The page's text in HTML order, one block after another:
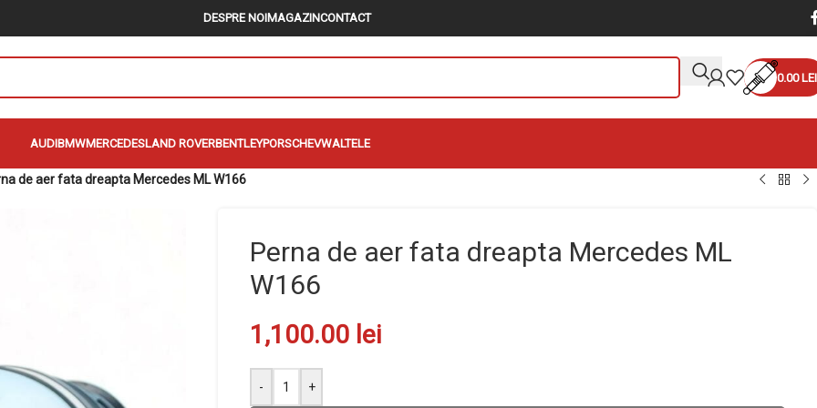
DESPRE NOIMAGAZINCONTACT
0.00LEI
AUDIBMWMERCEDESLAND ROVERBENTLEYPORSCHEVWALTELE
de aer fata dreapta Mercedes ML W166
Perna de aer fata dreapta Mercedes ML
W166
1,100.00 lei
- +